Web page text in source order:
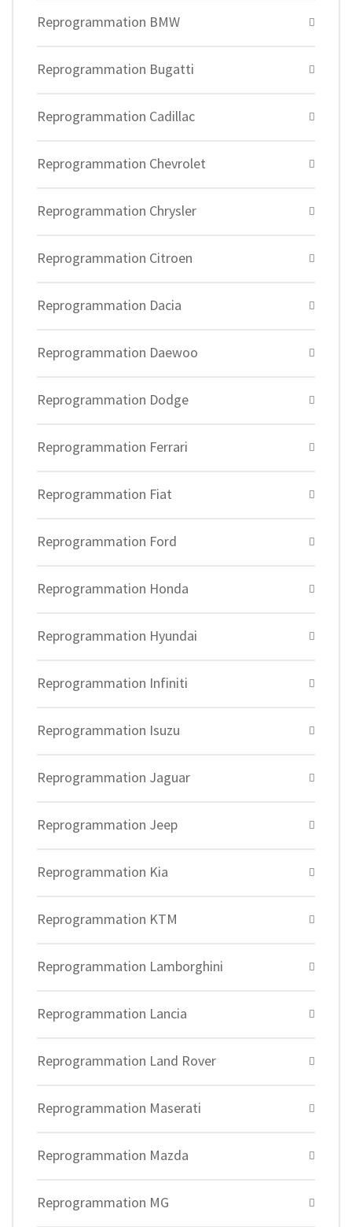
Reprogrammation BMW
Reprogrammation Bugatti
Reprogrammation Cadillac
Reprogrammation Chevrolet
Reprogrammation Chrysler
Reprogrammation Citroen
Reprogrammation Dacia
Reprogrammation Daewoo
Reprogrammation Dodge
Reprogrammation Ferrari
Reprogrammation Fiat
Reprogrammation Ford
Reprogrammation Honda
Reprogrammation Hyundai
Reprogrammation Infiniti
Reprogrammation Isuzu
Reprogrammation Jaguar
Reprogrammation Jeep
Reprogrammation Kia
Reprogrammation KTM
Reprogrammation Lamborghini
Reprogrammation Lancia
Reprogrammation Land Rover
Reprogrammation Maserati
Reprogrammation Mazda
Reprogrammation MG